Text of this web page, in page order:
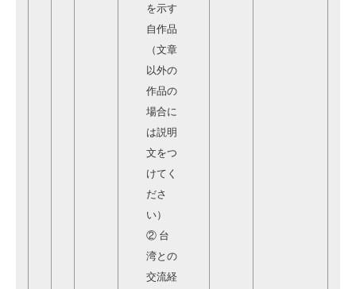
を示す
自作品
（文章
以外の
作品の
場合に
は説明
文をつ
けてく
ださ
い）
② 台
湾との
交流経